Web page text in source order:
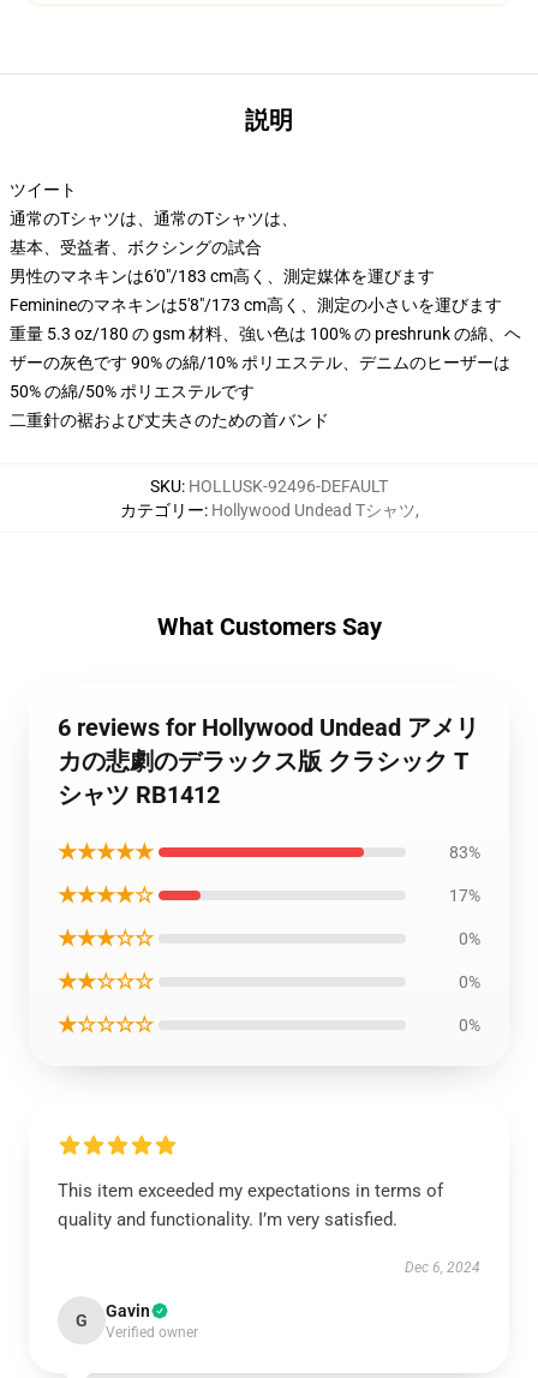
説明
ツイート
通常のTシャツは、通常のTシャツは、
基本、受益者、ボクシングの試合
男性のマネキンは6'0"/183 cm高く、測定媒体を運びます
Feminineのマネキンは5'8"/173 cm高く、測定の小さいを運びます
重量 5.3 oz/180 の gsm 材料、強い色は 100% の preshrunk の綿、ヘ
ザーの灰色です 90% の綿/10% ポリエステル、デニムのヒーザーは
50% の綿/50% ポリエステルです
二重針の裾および丈夫さのための首バンド
SKU: HOLLUSK-92496-DEFAULT
カテゴリー: Hollywood Undead Tシャツ,
What Customers Say
6 reviews for Hollywood Undead アメリ
カの悲劇のデラックス版 クラシック T
シャツ RB1412
★★★★★ 83%
★★★★☆ 17%
★★★☆☆ 0%
★★☆☆☆ 0%
★☆☆☆☆ 0%
This item exceeded my expectations in terms of
quality and functionality. I’m very satisfied.
Dec 6, 2024
G Gavin
Verified owner